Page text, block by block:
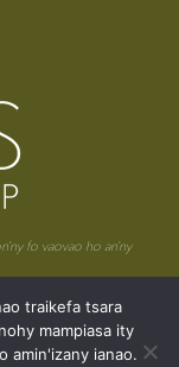
fo vaovao ho an’ny
traikefa tsara
mampiasa ity
amin'izany ianao.